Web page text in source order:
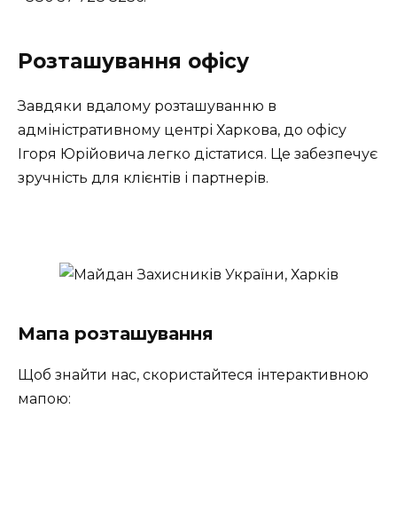
Розташування офісу
Завдяки вдалому розташуванню в
адміністративному центрі Харкова, до офісу
Ігоря Юрійовича легко дістатися. Це забезпечує
зручність для клієнтів і партнерів.
Мапа розташування
Щоб знайти нас, скористайтеся інтерактивною
мапою: